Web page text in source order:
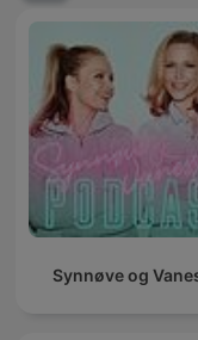
Synnøve og